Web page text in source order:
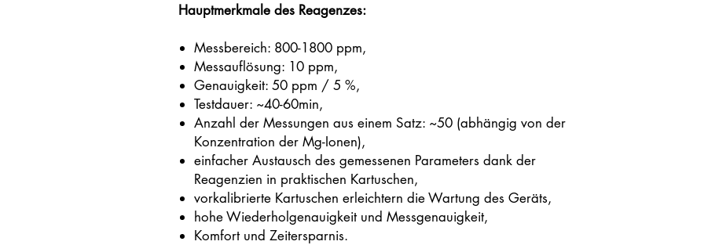
Hauptmerkmale des Reagenzes:
Messbereich: 800-1800 ppm,
Messauflösung: 10 ppm,
Genauigkeit: 50 ppm / 5 %,
Testdauer: ~40-60min,
Anzahl der Messungen aus einem Satz: ~50 (abhängig von der
Konzentration der Mg-Ionen),
einfacher Austausch des gemessenen Parameters dank der
Reagenzien in praktischen Kartuschen,
vorkalibrierte Kartuschen erleichtern die Wartung des Geräts,
hohe Wiederholgenauigkeit und Messgenauigkeit,
Komfort und Zeitersparnis.